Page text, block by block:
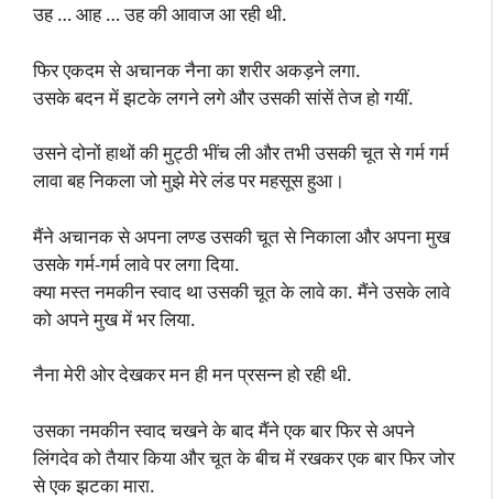
उह … आह … उह की आवाज आ रही थी.
फिर एकदम से अचानक नैना का शरीर अकड़ने लगा.
उसके बदन में झटके लगने लगे और उसकी सांसें तेज हो गयीं.
उसने दोनों हाथों की मुट्ठी भींच ली और तभी उसकी चूत से गर्म गर्म
लावा बह निकला जो मुझे मेरे लंड पर महसूस हुआ।
मैंने अचानक से अपना लण्ड उसकी चूत से निकाला और अपना मुख
उसके गर्म-गर्म लावे पर लगा दिया.
क्या मस्त नमकीन स्वाद था उसकी चूत के लावे का. मैंने उसके लावे
को अपने मुख में भर लिया.
नैना मेरी ओर देखकर मन ही मन प्रसन्न हो रही थी.
उसका नमकीन स्वाद चखने के बाद मैंने एक बार फिर से अपने
लिंगदेव को तैयार किया और चूत के बीच में रखकर एक बार फिर जोर
से एक झटका मारा.